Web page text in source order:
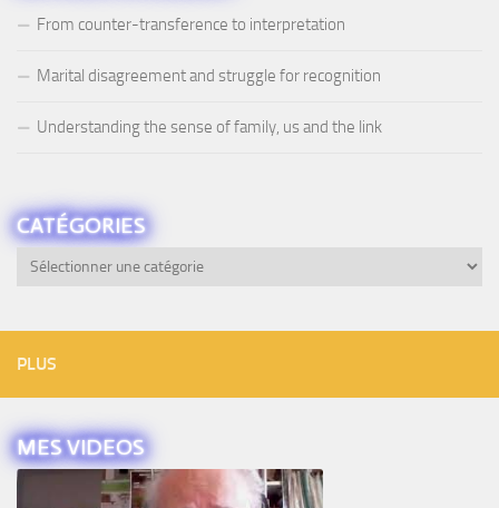
From counter-transference to interpretation
Marital disagreement and struggle for recognition
Understanding the sense of family, us and the link
CATÉGORIES
Catégories
PLUS
MES VIDEOS